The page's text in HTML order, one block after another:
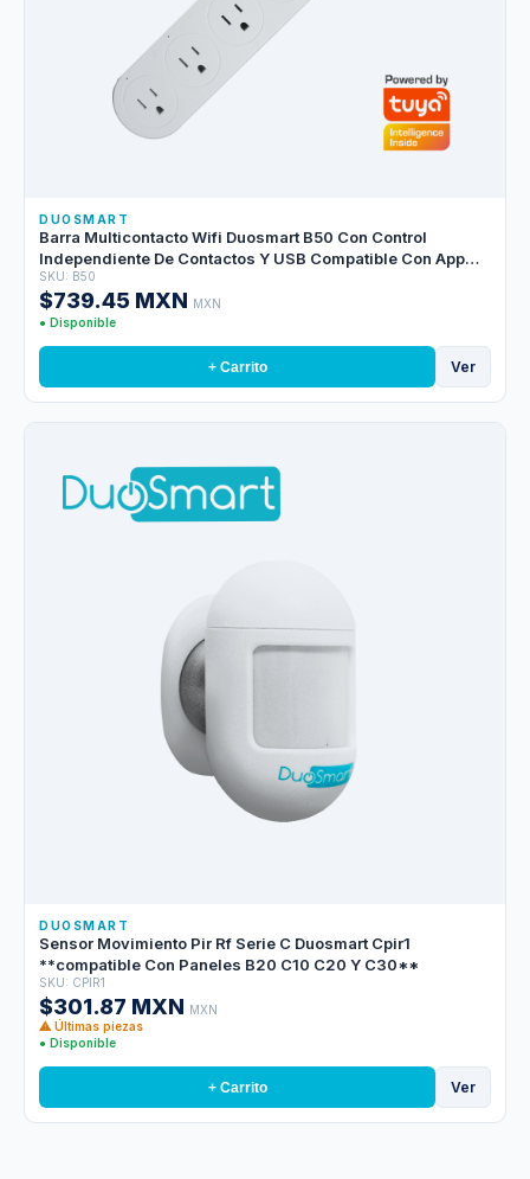
DUOSMART
Barra Multicontacto Wifi Duosmart B50 Con Control
Independiente De Contactos Y USB Compatible Con App
Duosmart
SKU: B50
$739.45 MXN MXN
● Disponible
+ Carrito Ver
DUOSMART
Sensor Movimiento Pir Rf Serie C Duosmart Cpir1
**compatible Con Paneles B20 C10 C20 Y C30**
SKU: CPIR1
$301.87 MXN MXN
⚠ Últimas piezas
● Disponible
+ Carrito Ver